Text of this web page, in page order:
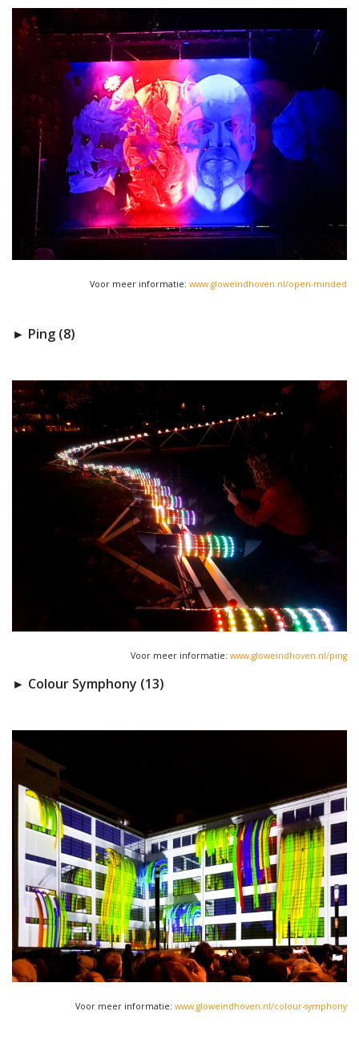
Voor meer informatie: www.gloweindhoven.nl/open-minded
► Ping (8)
Voor meer informatie: www.gloweindhoven.nl/ping
► Colour Symphony (13)
Voor meer informatie: www.gloweindhoven.nl/colour-symphony